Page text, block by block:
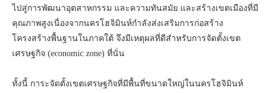
ไปสู่การพัฒนาอุตสาหกรรม และความทันสมัย และสร้างเขตเมืองที่มี
คุณภาพสูงเนื่องจากนครโฮจิมินห์กำลังส่งเสริมการก่อสร้าง
โครงสร้างพื้นฐานในภาคใต้ จึงมีเหตุผลที่ดีสำหรับการจัดตั้งเขต
เศรษฐกิจ (economic zone) ที่นั่น
ทั้งนี้ การะจัดตั้งเขตเศรษฐกิจที่มีพื้นที่ขนาดใหญ่ในนครโฮจิมินห์